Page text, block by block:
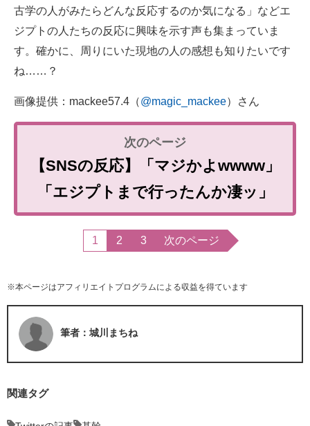
古学の人がみたらどんな反応するのか気になる」などエ
ジプトの人たちの反応に興味を示す声も集まっていま
す。確かに、周りにいた現地の人の感想も知りたいです
ね……？
画像提供：mackee57.4（@magic_mackee）さん
【SNSの反応】「マジかよwwww」
「エジプトまで行ったんか凄ッ」
1 2 3 次のページ
※本ページはアフィリエイトプログラムによる収益を得ています
筆者：城川まちね
関連タグ